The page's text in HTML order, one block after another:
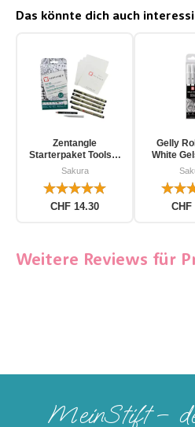
Das könnte dich auch
Zentangle
Starterpaket Toolset
für Einsteiger 12-
Sakura
CHF 14.30
Gelly
White
CHF
Weitere Reviews für
MeinStift –